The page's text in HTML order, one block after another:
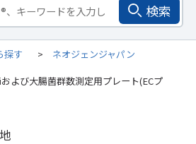
検索
探す > ネオジェンジャパン
よび大腸菌群数測定用プレート(ECプ